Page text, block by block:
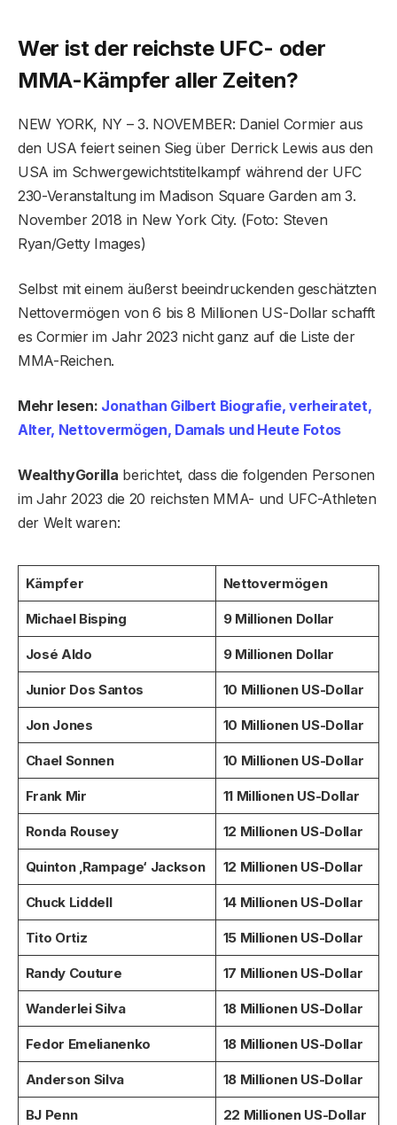
Wer ist der reichste UFC- oder
MMA-Kämpfer aller Zeiten?
NEW YORK, NY – 3. NOVEMBER: Daniel Cormier aus
den USA feiert seinen Sieg über Derrick Lewis aus den
USA im Schwergewichtstitelkampf während der UFC
230-Veranstaltung im Madison Square Garden am 3.
November 2018 in New York City. (Foto: Steven
Ryan/Getty Images)
Selbst mit einem äußerst beeindruckenden geschätzten
Nettovermögen von 6 bis 8 Millionen US-Dollar schafft
es Cormier im Jahr 2023 nicht ganz auf die Liste der
MMA-Reichen.
Mehr lesen: Jonathan Gilbert Biografie, verheiratet,
Alter, Nettovermögen, Damals und Heute Fotos
WealthyGorilla berichtet, dass die folgenden Personen
im Jahr 2023 die 20 reichsten MMA- und UFC-Athleten
der Welt waren:
Kämpfer Nettovermögen
Michael Bisping 9 Millionen Dollar
José Aldo 9 Millionen Dollar
Junior Dos Santos 10 Millionen US-Dollar
Jon Jones 10 Millionen US-Dollar
Chael Sonnen 10 Millionen US-Dollar
Frank Mir 11 Millionen US-Dollar
Ronda Rousey 12 Millionen US-Dollar
Quinton ‚Rampage‘ Jackson 12 Millionen US-Dollar
Chuck Liddell 14 Millionen US-Dollar
Tito Ortiz 15 Millionen US-Dollar
Randy Couture 17 Millionen US-Dollar
Wanderlei Silva 18 Millionen US-Dollar
Fedor Emelianenko 18 Millionen US-Dollar
Anderson Silva 18 Millionen US-Dollar
BJ Penn 22 Millionen US-Dollar